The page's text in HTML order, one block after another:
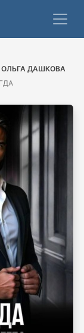
ОЛЬГА ДАШКОВА